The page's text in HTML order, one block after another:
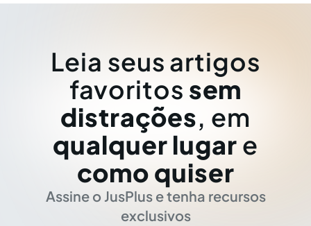
Leia seus artigos
favoritos sem
distrações, em
qualquer lugar e
como quiser
Assine o JusPlus e tenha recursos
exclusivos